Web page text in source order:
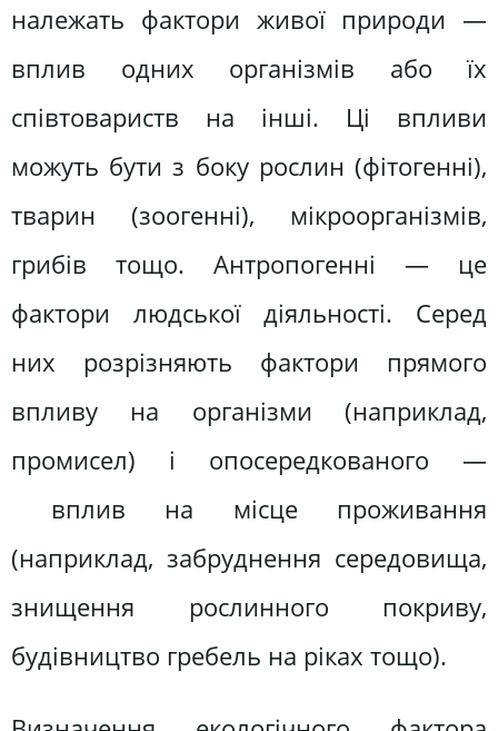
належать фактори живої природи —
вплив одних організмів або їх
співтовариств на інші. Ці впливи
можуть бути з боку рослин (фітогенні),
тварин (зоогенні), мікроорганізмів,
грибів тощо. Антропогенні — це
фактори людської діяльності. Серед
них розрізняють фактори прямого
впливу на організми (наприклад,
промисел) і опосередкованого —
вплив на місце проживання
(наприклад, забруднення середовища,
знищення рослинного покриву,
будівництво гребель на ріках тощо).